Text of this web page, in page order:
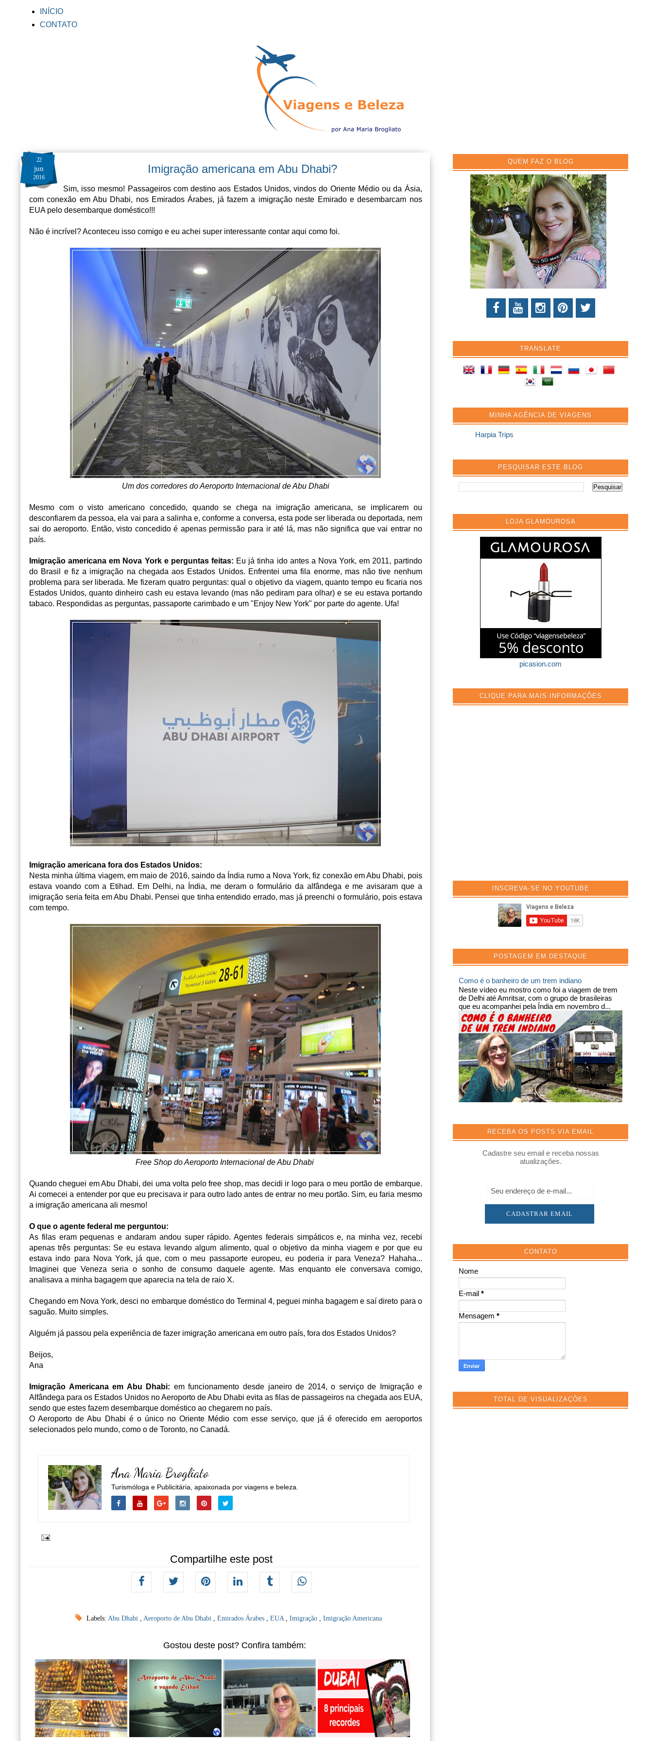
INÍCIO
CONTATO
22
jun
2016
Imigração americana em Abu Dhabi?
Sim, isso mesmo! Passageiros com destino aos Estados Unidos, vindos do Oriente Médio ou da Ásia,
com conexão em Abu Dhabi, nos Emirados Árabes, já fazem a imigração neste Emirado e desembarcam nos
EUA pelo desembarque doméstico!!!
Não é incrível? Aconteceu isso comigo e eu achei super interessante contar aqui como foi.
Um dos corredores do Aeroporto Internacional de Abu Dhabi
Mesmo com o visto americano concedido, quando se chega na imigração americana, se implicarem ou
desconfiarem da pessoa, ela vai para a salinha e, conforme a conversa, esta pode ser liberada ou deportada, nem
sai do aeroporto. Então, visto concedido é apenas permissão para ir até lá, mas não significa que vai entrar no
país.
Imigração americana em Nova York e perguntas feitas: Eu já tinha ido antes a Nova York, em 2011, partindo
do Brasil e fiz a imigração na chegada aos Estados Unidos. Enfrentei uma fila enorme, mas não tive nenhum
problema para ser liberada. Me fizeram quatro perguntas: qual o objetivo da viagem, quanto tempo eu ficaria nos
Estados Unidos, quanto dinheiro cash eu estava levando (mas não pediram para olhar) e se eu estava portando
tabaco. Respondidas as perguntas, passaporte carimbado e um "Enjoy New York" por parte do agente. Ufa!
Imigração americana fora dos Estados Unidos:
Nesta minha última viagem, em maio de 2016, saindo da Índia rumo a Nova York, fiz conexão em Abu Dhabi, pois
estava voando com a Etihad. Em Delhi, na Índia, me deram o formulário da alfândega e me avisaram que a
imigração seria feita em Abu Dhabi. Pensei que tinha entendido errado, mas já preenchi o formulário, pois estava
com tempo.
Free Shop do Aeroporto Internacional de Abu Dhabi
Quando cheguei em Abu Dhabi, dei uma volta pelo free shop, mas decidi ir logo para o meu portão de embarque.
Ai comecei a entender por que eu precisava ir para outro lado antes de entrar no meu portão. Sim, eu faria mesmo
a imigração americana ali mesmo!
O que o agente federal me perguntou:
As filas eram pequenas e andaram andou super rápido. Agentes federais simpáticos e, na minha vez, recebi
apenas três perguntas: Se eu estava levando algum alimento, qual o objetivo da minha viagem e por que eu
estava indo para Nova York, já que, com o meu passaporte europeu, eu poderia ir para Veneza? Hahaha...
Imaginei que Veneza seria o sonho de consumo daquele agente. Mas enquanto ele conversava comigo,
analisava a minha bagagem que aparecia na tela de raio X.
Chegando em Nova York, desci no embarque doméstico do Terminal 4, peguei minha bagagem e saí direto para o
saguão. Muito simples.
Alguém já passou pela experiência de fazer imigração americana em outro país, fora dos Estados Unidos?
Beijos,
Ana
Imigração Americana em Abu Dhabi: em funcionamento desde janeiro de 2014, o serviço de Imigração e
Alfândega para os Estados Unidos no Aeroporto de Abu Dhabi evita as filas de passageiros na chegada aos EUA,
sendo que estes fazem desembarque doméstico ao chegarem no país.
O Aeroporto de Abu Dhabi é o único no Oriente Médio com esse serviço, que já é oferecido em aeroportos
selecionados pelo mundo, como o de Toronto, no Canadá.
Ana Maria Brogliato
Turismóloga e Publicitária, apaixonada por viagens e beleza.
Compartilhe este post
Labels: Abu Dhabi Aeroporto de Abu Dhabi Emirados Árabes EUA Imigração Imigração Americana
Gostou deste post? Confira também:
QUEM FAZ O BLOG
TRANSLATE
MINHA AGÊNCIA DE VIAGENS
Harpia Trips
PESQUISAR ESTE BLOG
LOJA GLAMOUROSA
picasion.com
CLIQUE PARA MAIS INFORMAÇÕES
INSCREVA-SE NO YOUTUBE
POSTAGEM EM DESTAQUE
Como é o banheiro de um trem indiano
Neste vídeo eu mostro como foi a viagem de trem
de Delhi até Amritsar, com o grupo de brasileiras
que eu acompanhei pela Índia em novembro d...
RECEBA OS POSTS VIA EMAIL
Cadastre seu email e receba nossas
atualizações.
CONTATO
Nome
E-mail *
Mensagem *
TOTAL DE VISUALIZAÇÕES